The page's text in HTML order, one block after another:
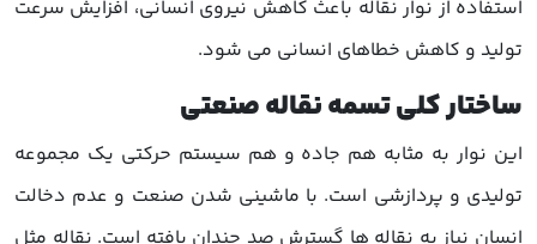
استفاده از نوار نقاله باعث کاهش نیروی انسانی، افزایش سرعت
تولید و کاهش خطاهای انسانی می شود.
ساختار کلی تسمه نقاله صنعتی
این نوار به مثابه هم جاده و هم سیستم حرکتی یک مجموعه
تولیدی و پردازشی است. با ماشینی شدن صنعت و عدم دخالت